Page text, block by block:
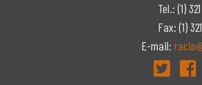
Tel.: (1)
Fax: (1)
E-mail: